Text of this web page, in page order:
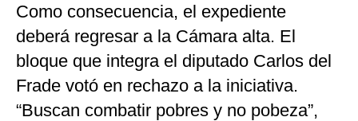
Como consecuencia, el expediente
deberá regresar a la Cámara alta. El
bloque que integra el diputado Carlos del
Frade votó en rechazo a la iniciativa.
“Buscan combatir pobres y no pobeza”,